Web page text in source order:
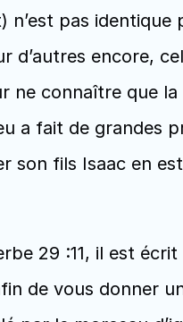
n’est pas
encore,
ne connaître que la
a fait de grandes
son fils Isaac en
29 :11, il est
de vous donner